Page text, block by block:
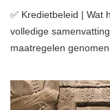
✅ Kredietbeleid | Wat
volledige
maatregelen